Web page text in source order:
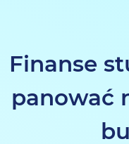
Finanse
panować